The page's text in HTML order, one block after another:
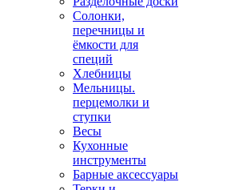
Солонки,
перечницы и
ёмкости для
специй
Хлебницы
Мельницы.
перцемолки и
ступки
Весы
Кухонные
инструменты
Барные аксессуары